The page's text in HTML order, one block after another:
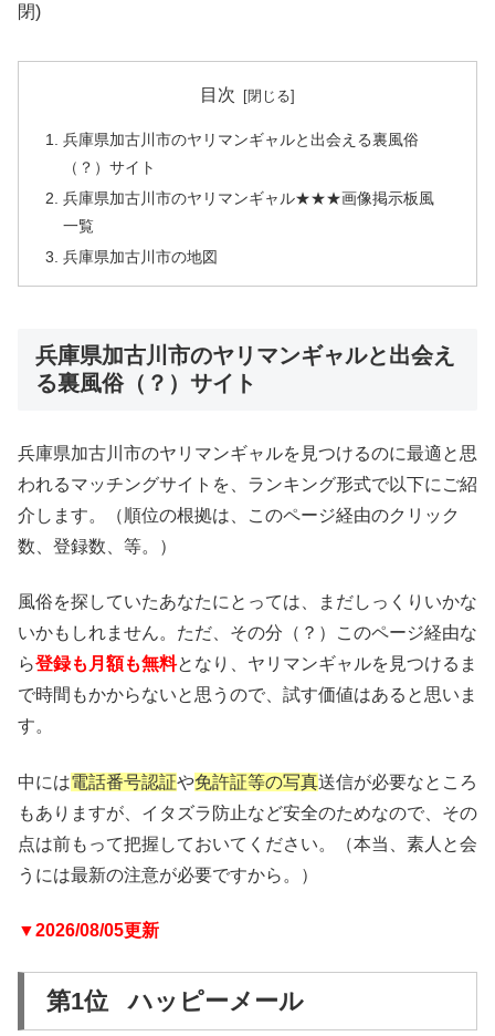
閉)
目次
兵庫県加古川市のヤリマンギャルと出会える裏風俗
（？）サイト
兵庫県加古川市のヤリマンギャル★★★画像掲示板風
一覧
兵庫県加古川市の地図
兵庫県加古川市のヤリマンギャルと出会え
る裏風俗（？）サイト
兵庫県加古川市のヤリマンギャルを見つけるのに最適と思
われるマッチングサイトを、ランキング形式で以下にご紹
介します。（順位の根拠は、このページ経由のクリック
数、登録数、等。）
風俗を探していたあなたにとっては、まだしっくりいかな
いかもしれません。ただ、その分（？）このページ経由な
ら登録も月額も無料となり、ヤリマンギャルを見つけるま
で時間もかからないと思うので、試す価値はあると思いま
す。
中には電話番号認証や免許証等の写真送信が必要なところ
もありますが、イタズラ防止など安全のためなので、その
点は前もって把握しておいてください。（本当、素人と会
うには最新の注意が必要ですから。）
▼2026/08/05更新
第1位 ハッピーメール